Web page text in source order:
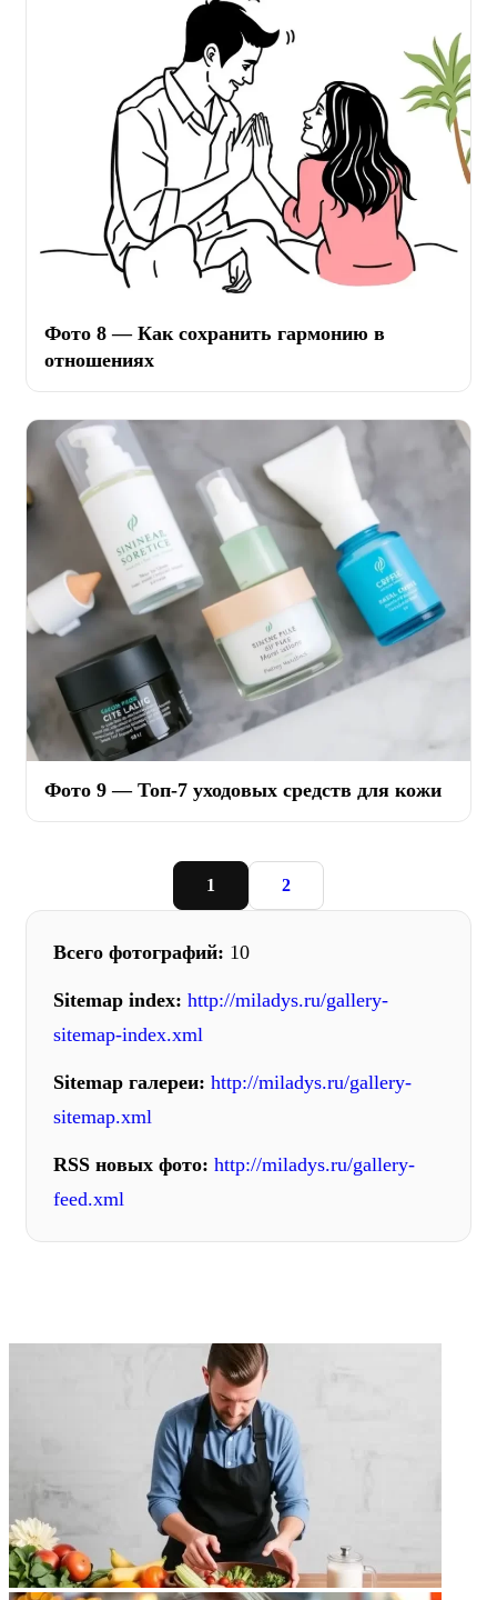
Фото 8 — Как сохранить гармонию в
отношениях
Фото 9 — Топ-7 уходовых средств для кожи
1 2
Всего фотографий: 10
Sitemap index: http://miladys.ru/gallery-
sitemap-index.xml
Sitemap галереи: http://miladys.ru/gallery-
sitemap.xml
RSS новых фото: http://miladys.ru/gallery-
feed.xml